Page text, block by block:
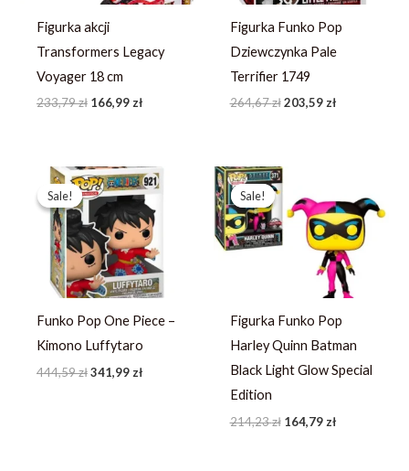
Figurka akcji
Transformers Legacy
Voyager 18 cm
233,79zł 166,99zł
Figurka Funko Pop
Dziewczynka Pale
Terrifier 1749
264,67zł 203,59zł
Sale!
Sale!
Funko Pop One Piece –
Kimono Luffytaro
444,59zł
Pierwotna
cena
wynosiła:
444,59 zł.
341,99 zł
Aktualna
cena
wynosi:
341,99 zł.
Sale!
Sale!
Figurka Funko Pop
Harley Quinn Batman
Black Light Glow Special
Edition
214,23zł
Pierwotna
wynosiła:
214,23 zł.
164,79 zł
wynosi:
164,79 zł.